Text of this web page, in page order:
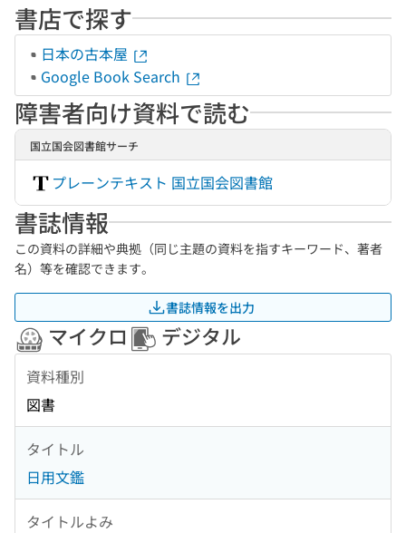
書店で探す
日本の古本屋
Google Book Search
障害者向け資料で読む
国立国会図書館サーチ
プレーンテキスト 国立国会図書館
書誌情報
この資料の詳細や典拠（同じ主題の資料を指すキーワード、著者
名）等を確認できます。
書誌情報を出力
マイクロ デジタル
資料種別
図書
タイトル
日用文鑑
タイトルよみ